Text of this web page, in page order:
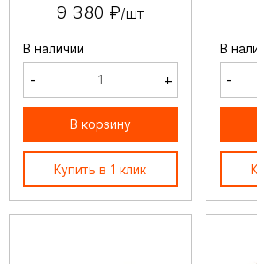
9 380 ₽/шт
В наличии
- +
В корзину
Купить в 1 клик
В
-